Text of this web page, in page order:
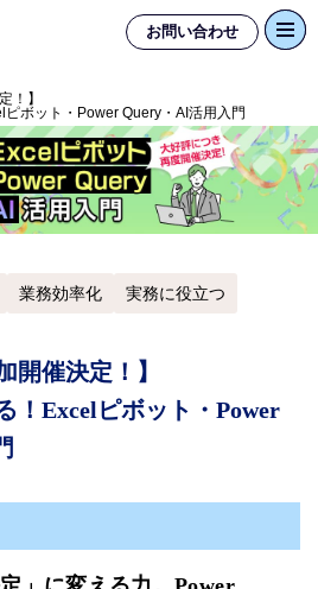
お問い合わせ
！】
ボット・Power Query・AI活用入門
業務効率化 実務に役立つ
開催決定！】
！Excelピボット・Power